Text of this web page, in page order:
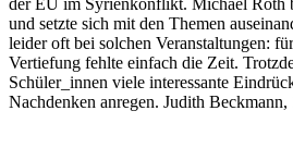
der EU im Syrienkonflikt. Michael Roth
und setzte sich mit den Themen
leider oft bei solchen Veranstaltungen:
Vertiefung fehlte einfach die Zeit.
Schüler_innen viele interessante
Nachdenken anregen. Judith Beckmann,